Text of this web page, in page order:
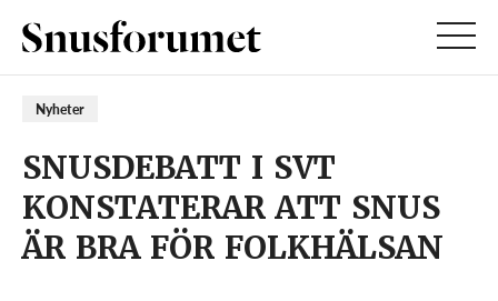
Nyheter
SNUSDEBATT I SVT
KONSTATERAR ATT SNUS
ÄR BRA FÖR FOLKHÄLSAN